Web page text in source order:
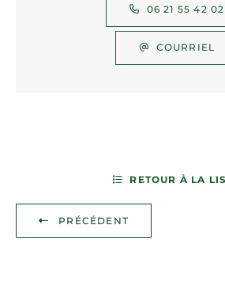
06 21 55 42 02
COURRIEL
PRÉCÉDENT
RETOUR À LA